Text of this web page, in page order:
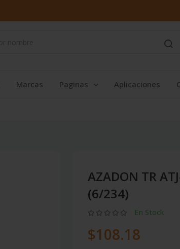
Marcas Paginas Aplicaciones
AZADON TR
(6/234)
En Stock
$108.18